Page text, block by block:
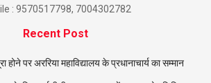
: 9570517798, 7004302782
Recent Post
होने पर अररिया महाविद्यालय के प्रधानाचार्य का सम्मान